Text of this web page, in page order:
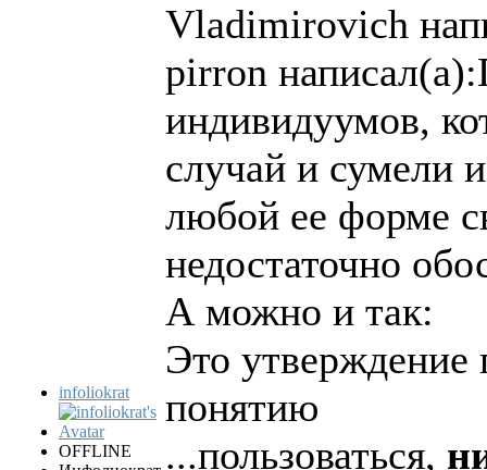
infoliokrat
OFFLINE
Vladimirovich
pirron
индивидуумов,
случай и сумели
любой ее форме
недостаточно
А можно и так:
Это
понятию
...пользоваться,